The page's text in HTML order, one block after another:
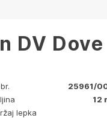
DV Dove
25961/
12
lepka